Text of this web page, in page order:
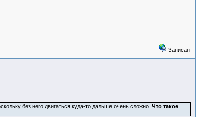
Записан
без него двигаться куда-то дальше очень сложно. Что такое